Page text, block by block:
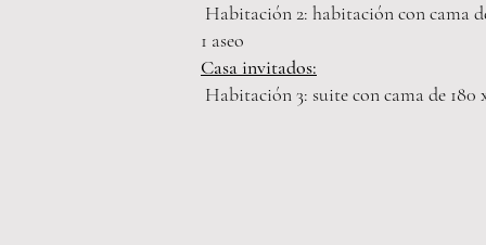
Habitación2: habitacióncon cama
1 aseo
Casa invitados:
Habitación3: suite con cama de 180